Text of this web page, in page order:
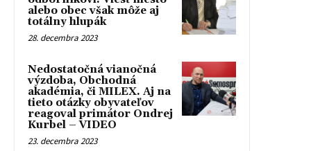
alebo obec však môže aj
totálny hlupák
28. decembra 2023
Nedostatočná vianočná
výzdoba, Obchodná
akadémia, či MILEX. Aj na
tieto otázky obyvateľov
reagoval primátor Ondrej
Kurbel – VIDEO
23. decembra 2023